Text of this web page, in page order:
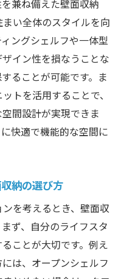
創造的な使い方
が教える壁面収納の
に合わせた壁面収納
に活用する壁面収納
ョンで広がる生活
阪府の住まいの変化
大阪府の壁面収納の
兼ね備えた壁面収納
い全体のスタイルを向
ングシェルフや一体型
イン性を損なうことな
ることが可能です。ま
トを活用することで、
間設計が実現できま
快適で機能的な空間に
納の選び方
を考えるとき、壁面収
ず、自分のライフスタ
ことが大切です。例え
は、オープンシェルフ